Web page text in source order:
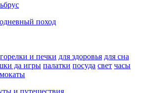
поход
горелки и печки для здоровья для сна
да игры палатки посуда свет часы
и путешествия